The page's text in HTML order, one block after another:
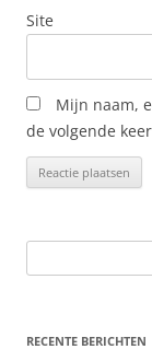
Site
Mijn naam,
de volgende
naar:
RECENTE BERICHTEN